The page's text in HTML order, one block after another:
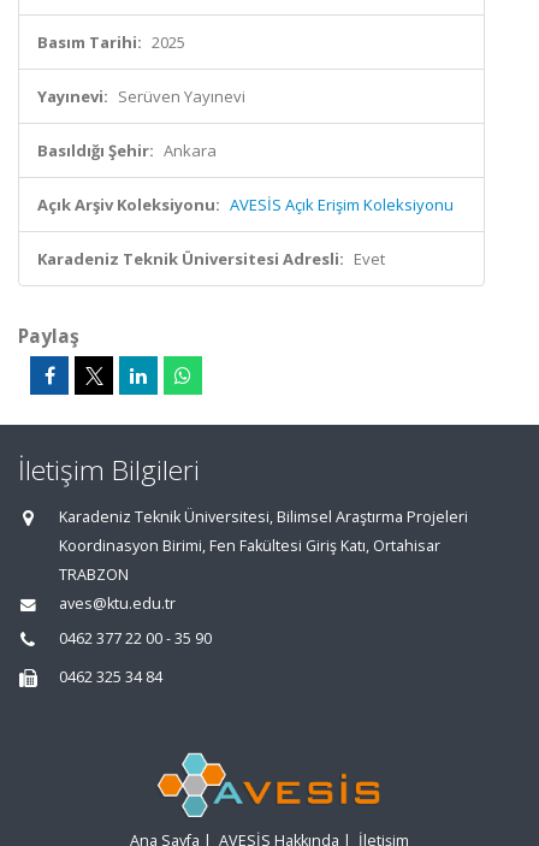
Basım Tarihi: 2025
Yayınevi: Serüven Yayınevi
Basıldığı Şehir: Ankara
Açık Arşiv Koleksiyonu: AVESİS Açık Erişim Koleksiyonu
Karadeniz Teknik Üniversitesi Adresli: Evet
Paylaş
İletişim Bilgileri
Karadeniz Teknik Üniversitesi, Bilimsel Araştırma Projeleri
Koordinasyon Birimi, Fen Fakültesi Giriş Katı, Ortahisar
TRABZON
aves@ktu.edu.tr
0462 377 22 00 - 35 90
0462 325 34 84
Ana Sayfa | AVESİS Hakkında | İletişim